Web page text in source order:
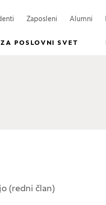
(Odpre se v novem oknu)
Zaposleni (Odpre se v
Alumni
ZA POSLOVNI SVET
(redni član)